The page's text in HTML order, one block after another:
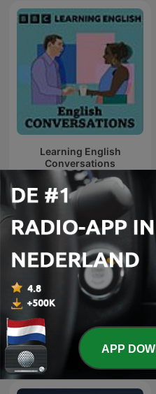
Learning English
Conversations
HELD IN EIGEN VERHAAL
APP